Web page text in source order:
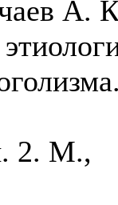
А.
2. М.,